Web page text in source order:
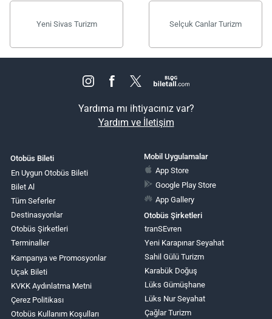
Yeni Sivas Turizm Selçuk Canlar Turizm
Yardıma mı ihtiyacınız var?
Yardım ve İletişim
Otobüs Bileti
En Uygun Otobüs Bileti
Bilet Al
Tüm Seferler
Destinasyonlar
Otobüs Şirketleri
Terminaller
Kampanya ve Promosyonlar
Uçak Bileti
KVKK Aydınlatma Metni
Çerez Politikası
Otobüs Kullanım Koşulları
Mobil Uygulamalar
App Store
Google Play Store
App Gallery
Otobüs Şirketleri
tranSEvren
Yeni Karapınar Seyahat
Sahil Gülü Turizm
Karabük Doğuş
Lüks Gümüşhane
Lüks Nur Seyahat
Çağlar Turizm